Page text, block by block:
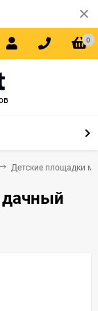
0
Детские площадки